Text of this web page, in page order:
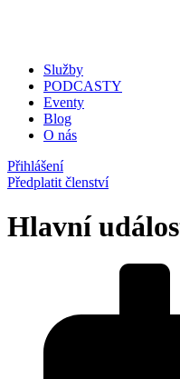
Služby
PODCASTY
Eventy
Blog
O nás
Přihlášení
Předplatit členství
Hlavní